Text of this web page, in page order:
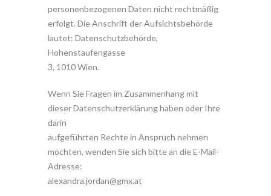
personenbezogenen Daten nicht rechtmäßig
erfolgt. Die Anschrift der Aufsichtsbehörde
lautet: Datenschutzbehörde,
Hohenstaufengasse
3, 1010 Wien.
Wenn Sie Fragen im Zusammenhang mit
dieser Datenschutzerklärung haben oder Ihre
darin
aufgeführten Rechte in Anspruch nehmen
möchten, wenden Sie sich bitte an die E-Mail-
Adresse:
alexandra.jordan@gmx.at